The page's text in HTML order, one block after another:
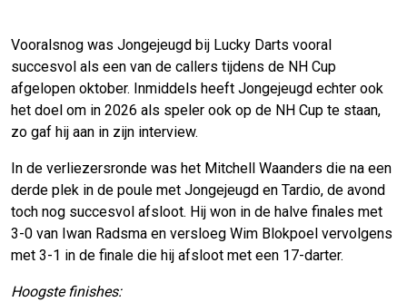
Vooralsnog was Jongejeugd bij Lucky Darts vooral
succesvol als een van de callers tijdens de NH Cup
afgelopen oktober. Inmiddels heeft Jongejeugd echter ook
het doel om in 2026 als speler ook op de NH Cup te staan,
zo gaf hij aan in zijn interview.
In de verliezersronde was het Mitchell Waanders die na een
derde plek in de poule met Jongejeugd en Tardio, de avond
toch nog succesvol afsloot. Hij won in de halve finales met
3-0 van Iwan Radsma en versloeg Wim Blokpoel vervolgens
met 3-1 in de finale die hij afsloot met een 17-darter.
Hoogste finishes: